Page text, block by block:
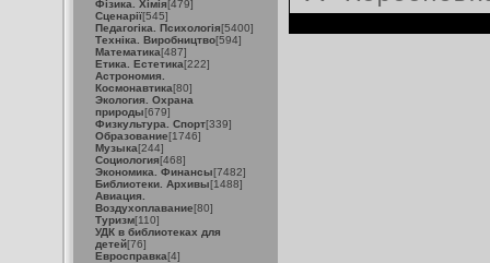
Фізика. Хімія[479]
Сценарії[545]
Педагогіка. Психологія[5400]
Техніка. Виробництво[594]
Математика[487]
Етика. Естетика[222]
Астрономия.
Космонавтика[80]
Экология. Охрана
природы[679]
Физкультура. Спорт[339]
Образование[1746]
Музыка[244]
Социология[468]
Экономика. Финансы[7482]
Библиотеки. Архивы[1488]
Авиация.
Воздухоплавание[80]
Туризм[110]
УДК в библиотеках для
детей[76]
Евросправка[4]